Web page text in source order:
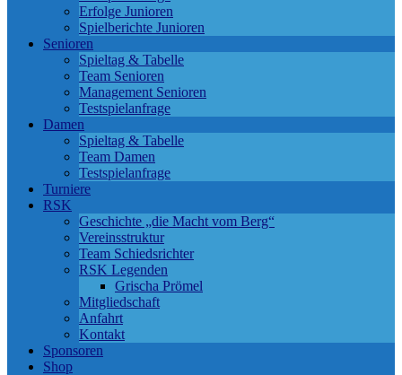
Erfolge Junioren
Spielberichte Junioren
Senioren
Spieltag & Tabelle
Team Senioren
Management Senioren
Testspielanfrage
Damen
Spieltag & Tabelle
Team Damen
Testspielanfrage
Turniere
RSK
Geschichte „die Macht vom Berg“
Vereinsstruktur
Team Schiedsrichter
RSK Legenden
Grischa Prömel
Mitgliedschaft
Anfahrt
Kontakt
Sponsoren
Shop